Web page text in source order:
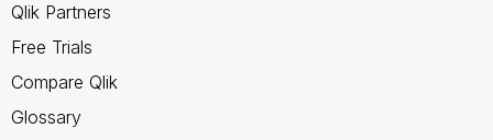
Qlik Partners
Free Trials
Compare Qlik
Glossary